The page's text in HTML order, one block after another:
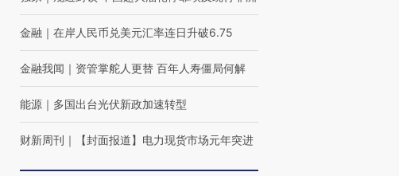
金融 ｜ 在岸人民币兑美元汇率连日升破6.75
金融我闻 ｜ 资管掌舵人更替 百年人寿僵局何解
能源 ｜ 多国出台光伏新政加速转型
财新周刊 ｜ 【封面报道】电力现货市场元年突进